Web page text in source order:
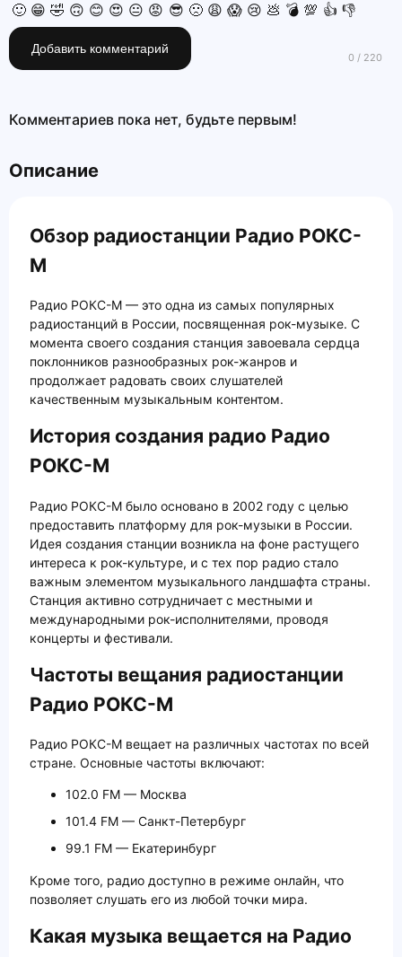
🙂 😁 🤣 🙃 😊 😍 😐 😡 😎 🙁 😩 😱 😢 💩 💣 💯 👍 👎
Добавить комментарий
Комментариев пока нет, будьте первым!
Описание
Обзор радиостанции Радио РОКС-
М
Радио РОКС-М — это одна из самых популярных
радиостанций в России, посвященная рок-музыке. С
момента своего создания станция завоевала сердца
поклонников разнообразных рок-жанров и
продолжает радовать своих слушателей
качественным музыкальным контентом.
История создания радио Радио
РОКС-М
Радио РОКС-М было основано в 2002 году с целью
предоставить платформу для рок-музыки в России.
Идея создания станции возникла на фоне растущего
интереса к рок-культуре, и с тех пор радио стало
важным элементом музыкального ландшафта страны.
Станция активно сотрудничает с местными и
международными рок-исполнителями, проводя
концерты и фестивали.
Частоты вещания радиостанции
Радио РОКС-М
Радио РОКС-М вещает на различных частотах по всей
стране. Основные частоты включают:
102.0 FM — Москва
101.4 FM — Санкт-Петербург
99.1 FM — Екатеринбург
Кроме того, радио доступно в режиме онлайн, что
позволяет слушать его из любой точки мира.
Какая музыка вещается на Радио